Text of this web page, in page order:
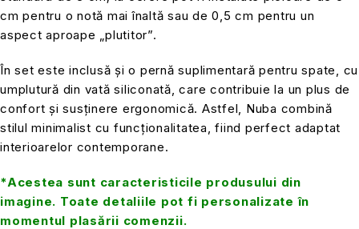
cm pentru o notă mai înaltă sau de 0,5 cm pentru un
aspect aproape „plutitor”.
În set este inclusă și o pernă suplimentară pentru spate, cu
umplutură din vată siliconată, care contribuie la un plus de
confort și susținere ergonomică. Astfel, Nuba combină
stilul minimalist cu funcționalitatea, fiind perfect adaptat
interioarelor contemporane.
*Acestea sunt caracteristicile produsului din
imagine. Toate detaliile pot fi personalizate în
momentul plasării comenzii.